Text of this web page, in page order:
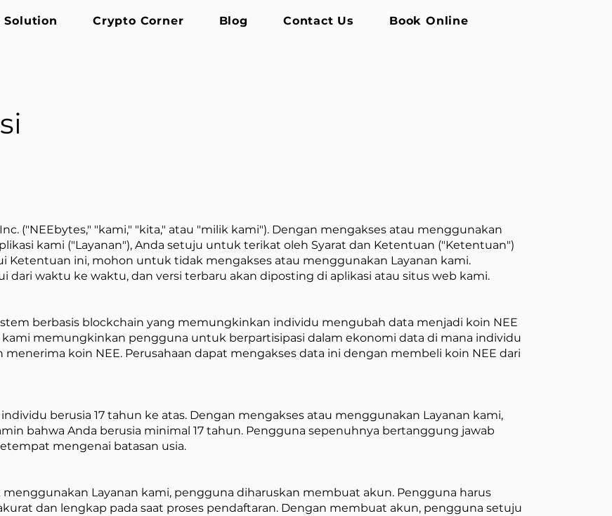
Solution Crypto Corner Blog Contact Us Book Online
("NEEbytes," "kami," "kita," atau "milik kami"). Dengan mengakses atau menggunakan
kami ("Layanan"), Anda setuju untuk terikat oleh Syarat dan Ketentuan ("Ketentuan")
Ketentuan ini, mohon untuk tidak mengakses atau menggunakan Layanan kami.
dari waktu ke waktu, dan versi terbaru akan diposting di aplikasi atau situs web kami.
berbasis blockchain yang memungkinkan individu mengubah data menjadi koin NEE
kami memungkinkan pengguna untuk berpartisipasi dalam ekonomi data di mana individu
koin NEE. Perusahaan dapat mengakses data ini dengan membeli koin NEE dari
berusia 17 tahun ke atas. Dengan mengakses atau menggunakan Layanan kami,
bahwa Anda berusia minimal 17 tahun. Pengguna sepenuhnya bertanggung jawab
mengenai batasan usia.
Layanan kami, pengguna diharuskan membuat akun. Pengguna harus
dan lengkap pada saat proses pendaftaran. Dengan membuat akun, pengguna setuju